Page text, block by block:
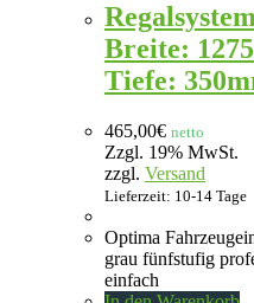
Breite:
Tiefe:
465,00€ netto
Zzgl. 19% MwSt.
zzgl. Versand
Lieferzeit: 10-14 Tage
Optima
grau fünfstufig
einfach